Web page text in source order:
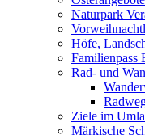
Naturpark
Höfe,
Familienpass
Rad- und
Ziele im
Märkische